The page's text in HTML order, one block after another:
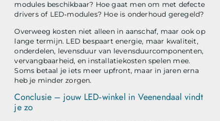
modules beschikbaar? Hoe gaat men om met defecte
drivers of LED‑modules? Hoe is onderhoud geregeld?
Overweeg kosten niet alleen in aanschaf, maar ook op
lange termijn. LED bespaart energie, maar kwaliteit,
onderdelen, levensduur van levensduurcomponenten,
vervangbaarheid, en installatiekosten spelen mee.
Soms betaal je iets meer upfront, maar in jaren erna
heb je minder zorgen.
Conclusie – jouw LED‑winkel in Veenendaal vindt
je zo